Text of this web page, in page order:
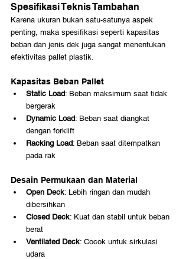
Spesifikasi Teknis Tambahan
Karena ukuran bukan satu-satunya aspek
penting, maka spesifikasi seperti kapasitas
beban dan jenis dek juga sangat menentukan
efektivitas pallet plastik.
Kapasitas Beban Pallet
Static Load: Beban maksimum saat tidak
bergerak
Dynamic Load: Beban saat diangkat
dengan forklift
Racking Load: Beban saat ditempatkan
pada rak
Desain Permukaan dan Material
Open Deck: Lebih ringan dan mudah
dibersihkan
Closed Deck: Kuat dan stabil untuk beban
berat
Ventilated Deck: Cocok untuk sirkulasi
udara